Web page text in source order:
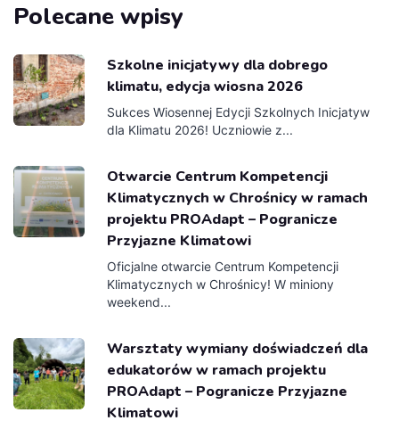
Polecane wpisy
Szkolne inicjatywy dla dobrego
klimatu, edycja wiosna 2026
Sukces Wiosennej Edycji Szkolnych Inicjatyw
dla Klimatu 2026! Uczniowie z...
Otwarcie Centrum Kompetencji
Klimatycznych w Chrośnicy w ramach
projektu PROAdapt – Pogranicze
Przyjazne Klimatowi
Oficjalne otwarcie Centrum Kompetencji
Klimatycznych w Chrośnicy! W miniony
weekend...
Warsztaty wymiany doświadczeń dla
edukatorów w ramach projektu
PROAdapt – Pogranicze Przyjazne
Klimatowi